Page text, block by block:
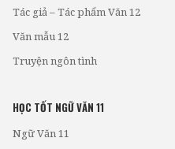
Tác giả – Tác phẩm Văn 12
Văn mẫu 12
Truyện ngôn tình
HỌC TỐT NGỮ VĂN 11
Ngữ Văn 11